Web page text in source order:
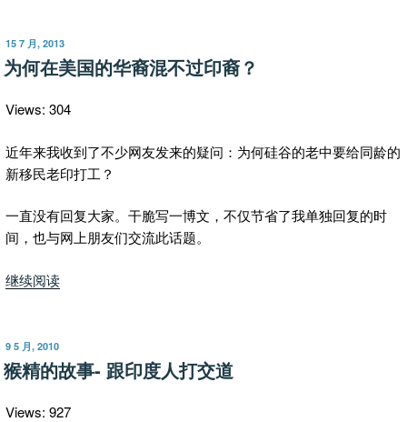
析
（四）：
得
诺
贝
奖
的
事”
发
布
于
15 7 月, 2013
为何在美国的华裔混不过印裔？
Views: 304
近年来我收到了不少网友发来的疑问：为何硅谷的老中要给同龄的
新移民老印打工？
一直没有回复大家。干脆写一博文，不仅节省了我单独回复的时
间，也与网上朋友们交流此话题。
继续阅读“为
国
华
发
布
于
9 5 月, 2010
猴精的故事- 跟印度人打交道
Views: 927